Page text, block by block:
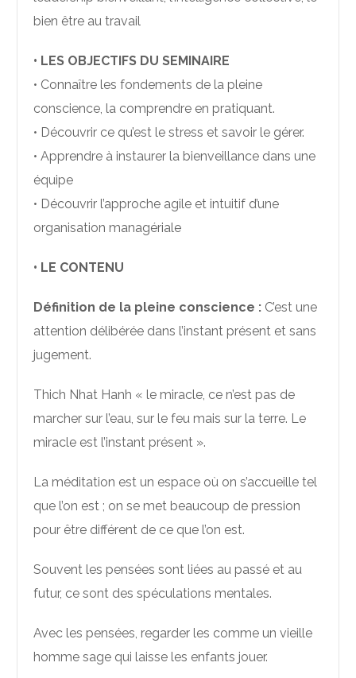
bien être au travail
• LES OBJECTIFS DU SEMINAIRE
• Connaître les fondements de la pleine
conscience, la comprendre en pratiquant.
• Découvrir ce qu’est le stress et savoir le gérer.
• Apprendre à instaurer la bienveillance dans une
équipe
• Découvrir l’approche agile et intuitif d’une
organisation managériale
• LE CONTENU
Définition de la pleine conscience : C’est une
attention délibérée dans l’instant présent et sans
jugement.
Thich Nhat Hanh « le miracle, ce n’est pas de
marcher sur l’eau, sur le feu mais sur la terre. Le
miracle est l’instant présent ».
La méditation est un espace où on s’accueille tel
que l’on est ; on se met beaucoup de pression
pour être différent de ce que l’on est.
Souvent les pensées sont liées au passé et au
futur, ce sont des spéculations mentales.
Avec les pensées, regarder les comme un vieille
homme sage qui laisse les enfants jouer.